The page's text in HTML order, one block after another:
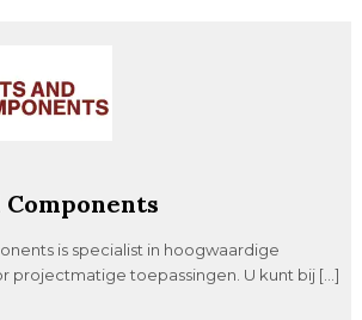
Components
is specialist in hoogwaardige
projectmatige toepassingen. U kunt bij […]